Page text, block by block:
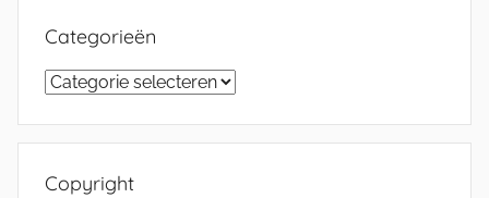
Categorieën
Categorieën
Copyright